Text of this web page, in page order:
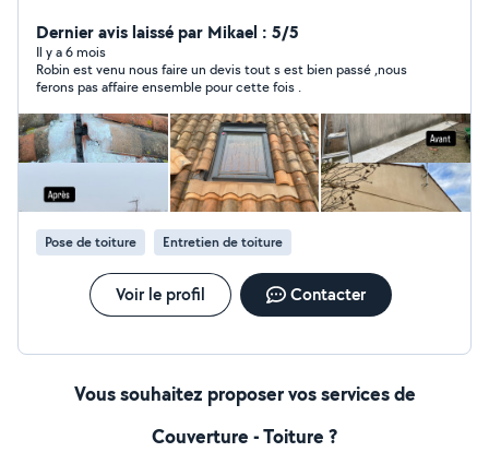
Carrelage Toiture Peinture (rouleau ou pistolet airless)
Nettoyage de façades Placo & isolation Travail sérieux,
soigné et garanti Matériel professionnel adapté à
chaque chantier En complément, je propose également
la location de matériel de maçonnerie. N'hésitez plus,
contactez-moi pour un devis gratuit et personnalisé.
Dernier avis laissé par Mikael : 5/5
Il y a 6 mois
Robin est venu nous faire un devis tout s est bien passé ,nous
ferons pas affaire ensemble pour cette fois .
Pose de toiture Entretien de toiture
Voir le profil Contacter
Vous souhaitez proposer vos services de
Couverture - Toiture ?